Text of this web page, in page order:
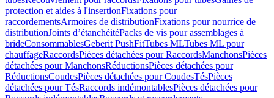
protection et aides à l'insertionFixations pour
raccordementsArmoires de distributionFixations pour nourrice de
distributionJoints d’étanchéitéPacks de vis pour assemblages à
brideConsommablesGeberit PushFitTubes MLTubes ML pour
chauffageRaccordsPièces détachées pour RaccordsManchonsPièces
détachées pour ManchonsRéductionsPièces détachées pour
RéductionsCoudesPièces détachées pour CoudesTésPièces
détachées pour TésRaccords indémontablesPièces détachées pour